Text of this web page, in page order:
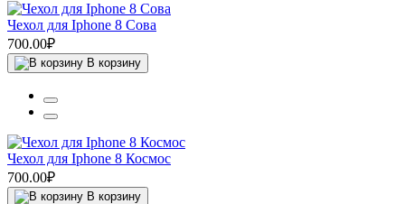
Чехол для Iphone 8 Сова
700.00₽
В корзину
Чехол для Iphone 8 Космос
700.00₽
В корзину